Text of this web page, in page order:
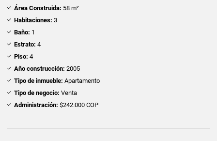
Área Construida: 58 m²
Habitaciones: 3
Baño: 1
Estrato: 4
Piso: 4
Año construcción: 2005
Tipo de inmueble: Apartamento
Tipo de negocio: Venta
Administración: $242.000 COP